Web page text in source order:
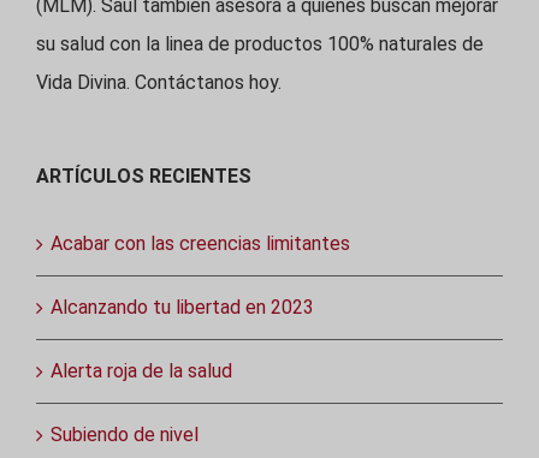
(MLM). Saúl también asesora a quienes buscan mejorar
su salud con la linea de productos 100% naturales de
Vida Divina. Contáctanos hoy.
ARTÍCULOS RECIENTES
Acabar con las creencias limitantes
Alcanzando tu libertad en 2023
Alerta roja de la salud
Subiendo de nivel